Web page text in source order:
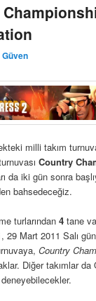
Güven
milli takım
Country
da iki gün sonra
bahsedeceğiz.
turlarından4 tane
29 Mart 2011 Salı
Country
Diğer takımlar
deneyebilecekler.